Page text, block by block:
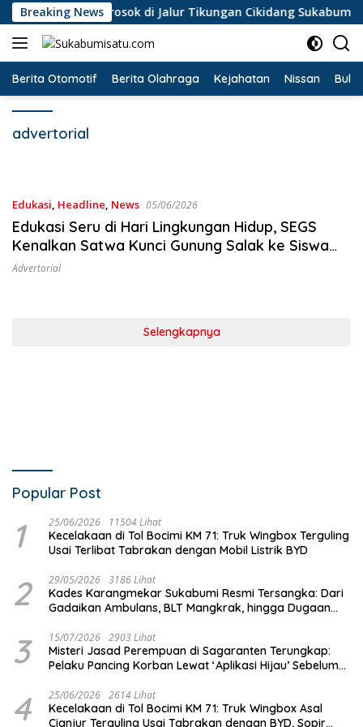
Langsung
ke
konten
Breaking News
Colt Diesel Terperosok di Jalur Tikungan Cikidang Sukabumi
Berita Otomotif Berita Olahraga Kejahatan Nissan
advertorial
Edukasi, Headline, News 05/06/2026
Edukasi Seru di Hari Lingkungan Hidup, SEGS
Kenalkan Satwa Kunci Gunung Salak ke Siswa
SDN Pasirwalang
Advertorial
Selengkapnya
Popular Post
1 25/06/2026 11504 Lihat
Kecelakaan di Tol Bocimi KM 71: Truk Wingbox Terguling
Usai Terlibat Tabrakan dengan Mobil Listrik BYD
2 29/05/2026 3186 Lihat
Kades Karangmekar Sukabumi Resmi Tersangka: Dari
Gadaikan Ambulans, BLT Mangkrak, hingga Dugaan
3 15/07/2026 2903 Lihat
Misteri Jasad Perempuan di Sagaranten Terungkap:
Pelaku Pancing Korban Lewat ‘Aplikasi Hijau’ Sebelum
4 25/06/2026 2614 Lihat
Kecelakaan di Tol Bocimi KM 71: Truk Wingbox Asal
Cianjur Terguling Usai Tabrakan dengan BYD, Sopir